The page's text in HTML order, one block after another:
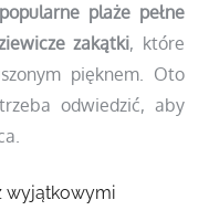
plaże pełne
zakątki, które
pięknem. Oto
odwiedzić, aby
wyjątkowymi